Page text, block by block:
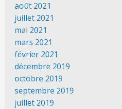
août 2021
juillet 2021
mai 2021
mars 2021
février 2021
décembre 2019
octobre 2019
septembre 2019
juillet 2019